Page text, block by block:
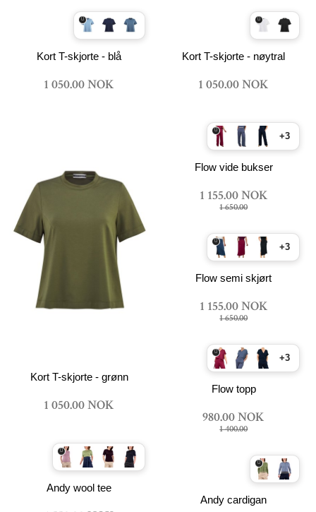
Kort T-skjorte - blå
1 050.00 NOK
Kort T-skjorte - nøytral
1 050.00 NOK
Kort T-skjorte - grønn
1 050.00 NOK
+3
Flow vide bukser
1 155.00 NOK
1 650.00
+3
Flow semi skjørt
1 155.00 NOK
1 650.00
+3
Flow topp
980.00 NOK
1 400.00
Andy wool tee
Andy cardigan